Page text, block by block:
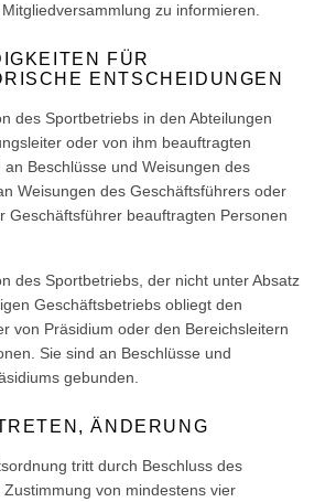
zu informieren.
FÜR
ENTSCHEIDUNGEN
des Sportbetriebs in den Abteilungen
oder von ihm beauftragten
an Beschlüsse und Weisungen des
Weisungen des Geschäftsführers oder
Geschäftsführer beauftragten Personen
des Sportbetriebs, der nicht unter Absatz
Geschäftsbetriebs obliegt den
von Präsidium oder den Bereichsleitern
Sie sind an Beschlüsse und
gebunden.
ÄNDERUNG
tritt durch Beschluss des
von mindestens vier